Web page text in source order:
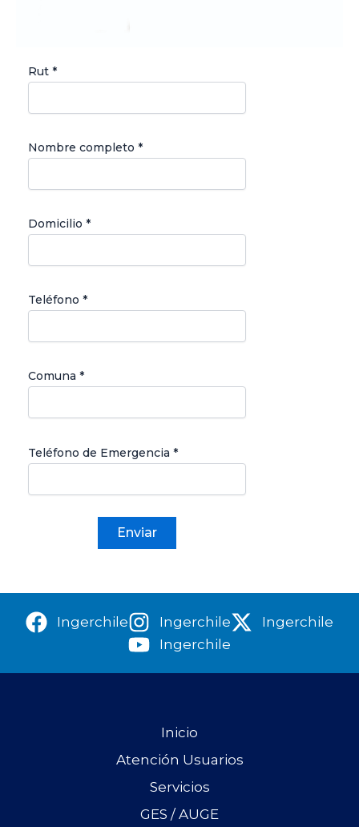
Rut *
Nombre completo *
Domicilio *
Teléfono *
Comuna *
Teléfono de Emergencia *
Ingerchile Ingerchile
Ingerchile
Ingerchile
Inicio
Atención Usuarios
Servicios
GES / AUGE